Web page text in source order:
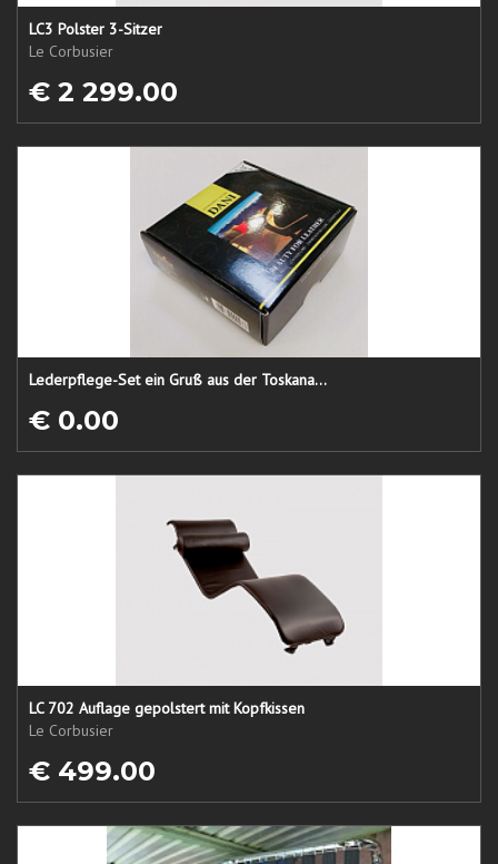
LC3 Polster 3-Sitzer
Le Corbusier
€ 2 299.00
Lederpflege-Set ein Gruß aus der Toskana...
€ 0.00
LC 702 Auflage gepolstert mit Kopfkissen
Le Corbusier
€ 499.00